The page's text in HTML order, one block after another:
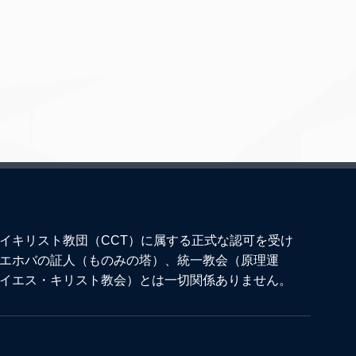
キリスト教団（CCT）に属する正式な認可を受け
ホバの証人（ものみの塔）、統一教会（原理運
エス・キリスト教会）とは一切関係ありません。